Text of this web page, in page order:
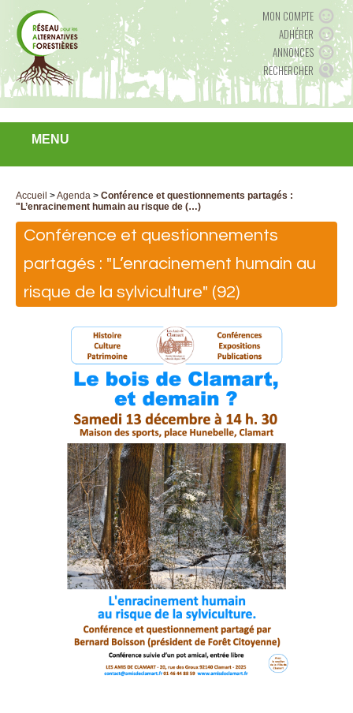
MON COMPTE
ADHÉRER
ANNONCES
RECHERCHER
MENU
Accueil >Agenda > Conférence et questionnements partagés :
"L’enracinement humain au risque de (…)
Conférence et questionnements
partagés : "L’enracinement humain au
risque de la sylviculture" (92)